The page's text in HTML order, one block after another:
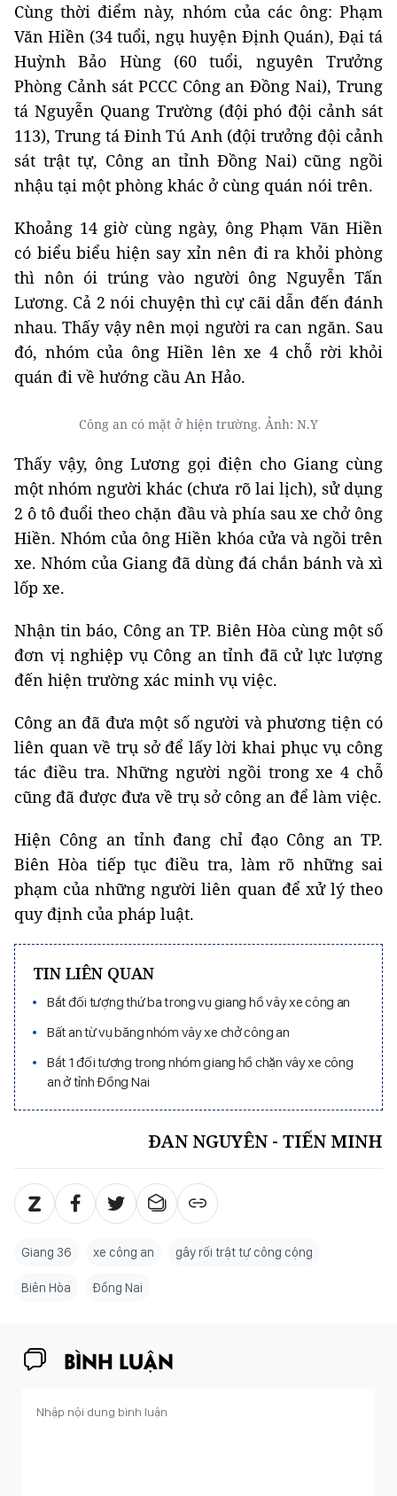
Cùng thời điểm này, nhóm của các ông: Phạm
Văn Hiền (34 tuổi, ngụ huyện Định Quán), Đại tá
Huỳnh Bảo Hùng (60 tuổi, nguyên Trưởng
Phòng Cảnh sát PCCC Công an Đồng Nai), Trung
tá Nguyễn Quang Trường (đội phó đội cảnh sát
113), Trung tá Đinh Tú Anh (đội trưởng đội cảnh
sát trật tự, Công an tỉnh Đồng Nai) cũng ngồi
nhậu tại một phòng khác ở cùng quán nói trên.
Khoảng 14 giờ cùng ngày, ông Phạm Văn Hiền
có biểu biểu hiện say xỉn nên đi ra khỏi phòng
thì nôn ói trúng vào người ông Nguyễn Tấn
Lương. Cả 2 nói chuyện thì cự cãi dẫn đến đánh
nhau. Thấy vậy nên mọi người ra can ngăn. Sau
đó, nhóm của ông Hiền lên xe 4 chỗ rời khỏi
quán đi về hướng cầu An Hảo.
Công an có mặt ở hiện trường. Ảnh: N.Y
Thấy vậy, ông Lương gọi điện cho Giang cùng
một nhóm người khác (chưa rõ lai lịch), sử dụng
2 ô tô đuổi theo chặn đầu và phía sau xe chở ông
Hiền. Nhóm của ông Hiền khóa cửa và ngồi trên
xe. Nhóm của Giang đã dùng đá chắn bánh và xì
lốp xe.
Nhận tin báo, Công an TP. Biên Hòa cùng một số
đơn vị nghiệp vụ Công an tỉnh đã cử lực lượng
đến hiện trường xác minh vụ việc.
Công an đã đưa một số người và phương tiện có
liên quan về trụ sở để lấy lời khai phục vụ công
tác điều tra. Những người ngồi trong xe 4 chỗ
cũng đã được đưa về trụ sở công an để làm việc.
Hiện Công an tỉnh đang chỉ đạo Công an TP.
Biên Hòa tiếp tục điều tra, làm rõ những sai
phạm của những người liên quan để xử lý theo
quy định của pháp luật.
TIN LIÊN QUAN
Bắt đối tượng thứ ba trong vụ giang hồ vây xe công an
Bất an từ vụ băng nhóm vây xe chở công an
Bắt 1 đối tượng trong nhóm giang hồ chặn vây xe công
an ở tỉnh Đồng Nai
ĐAN NGUYÊN - TIẾN MINH
Giang 36 xe công an gây rối trật tự công cộng
Biên Hòa Đồng Nai
BÌNH LUẬN